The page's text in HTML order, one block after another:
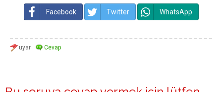
Facebook Twitter WhatsApp